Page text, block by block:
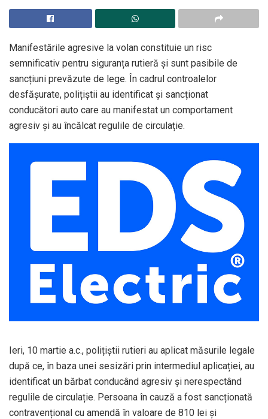
Manifestările agresive la volan constituie un risc
semnificativ pentru siguranța rutieră și sunt pasibile de
sancțiuni prevăzute de lege. În cadrul controalelor
desfășurate, polițiștii au identificat și sancționat
conducători auto care au manifestat un comportament
agresiv și au încălcat regulile de circulație.
Ieri, 10 martie a.c., polițiștii rutieri au aplicat măsurile legale
după ce, în baza unei sesizări prin intermediul aplicației, au
identificat un bărbat conducând agresiv și nerespectând
regulile de circulație. Persoana în cauză a fost sancționată
contravențional cu amendă în valoare de 810 lei și